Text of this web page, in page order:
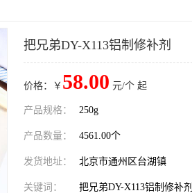
把兄弟DY-X113铝制修补剂
价格：￥ 58.00 元/个 起
产品规格： 250g
产品数量： 4561.00个
发货地址： 北京市通州区台湖镇
关键词： 把兄弟DY-X113铝制修补剂